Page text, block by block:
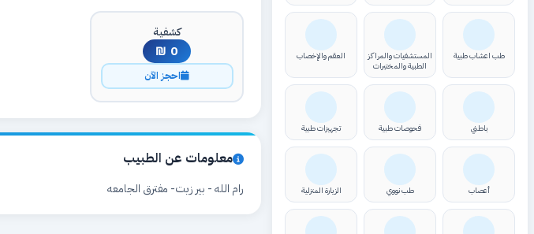
طب اعشاب طبية
المستشفيات والمراكز
الطبية والمختبرات
العقم والإخصاب
باطني فحوصات طبية تجهيزات طبية
أعصاب طب نووي الزيارة المنزلية
كشفية
0 ₪
احجز الآن
معلومات عن الطبيب
رام الله - بير زيت- مفترق الجامعه